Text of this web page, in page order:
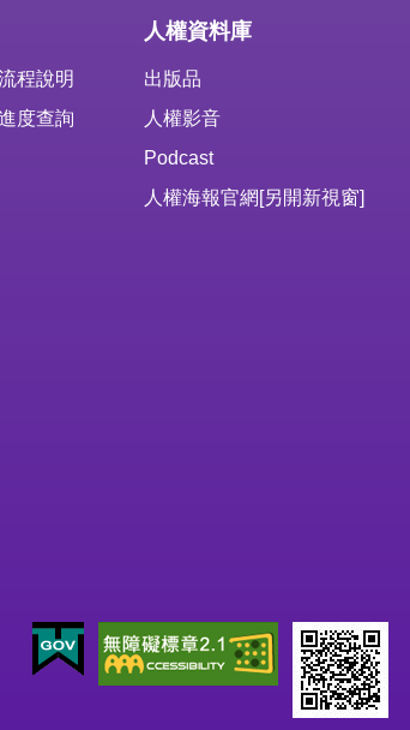
程說明
度查詢
人權資料庫
出版品
人權影音
Podcast
人權海報官網[另開新視窗]